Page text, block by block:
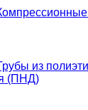
из
(ПНД)